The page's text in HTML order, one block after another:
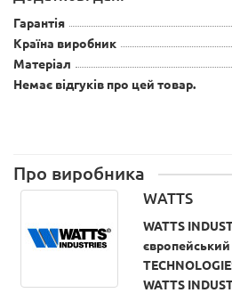
Гарантія
Країна виробник
Матеріал
Немає відгуків про цей товар.
Про виробника
WATTS
WATTS
європейський
WATTS